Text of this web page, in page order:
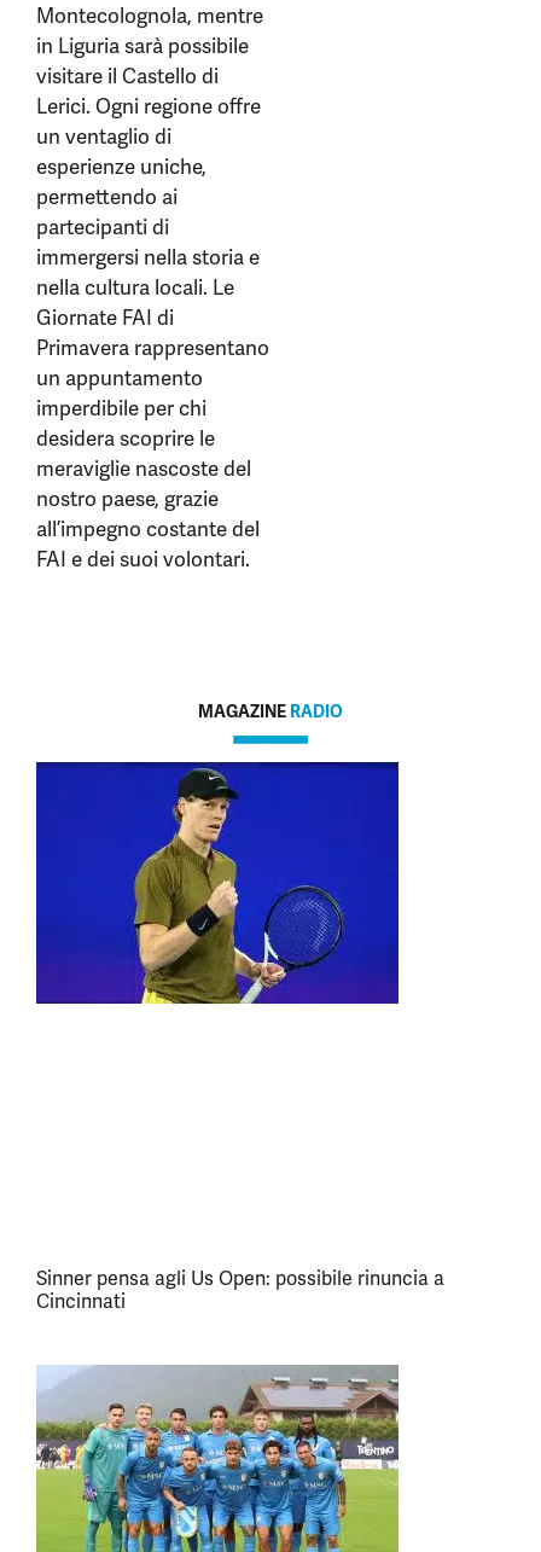
Montecolognola, mentre
in Liguria sarà possibile
visitare il Castello di
Lerici. Ogni regione offre
un ventaglio di
esperienze uniche,
permettendo ai
partecipanti di
immergersi nella storia e
nella cultura locali. Le
Giornate FAI di
Primavera rappresentano
un appuntamento
imperdibile per chi
desidera scoprire le
meraviglie nascoste del
nostro paese, grazie
all’impegno costante del
FAI e dei suoi volontari.
MAGAZINE RADIO
Sinner pensa agli Us Open: possibile rinuncia a
Cincinnati